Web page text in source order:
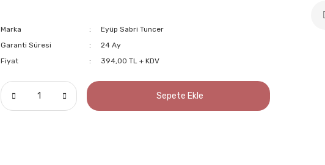
Marka
Eyüp Sabri Tuncer
Garanti Süresi
24 Ay
Fiyat
394,00 TL + KDV
Sepete Ekle